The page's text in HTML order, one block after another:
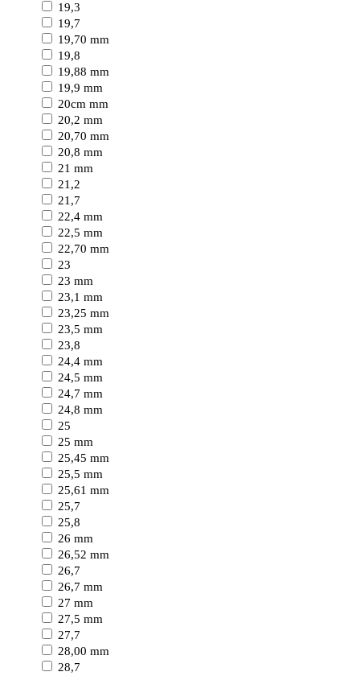
19,3
19,7
19,70 mm
19,8
19,88 mm
19,9 mm
20cm mm
20,2 mm
20,70 mm
20,8 mm
21 mm
21,2
21,7
22,4 mm
22,5 mm
22,70 mm
23
23 mm
23,1 mm
23,25 mm
23,5 mm
23,8
24,4 mm
24,5 mm
24,7 mm
24,8 mm
25
25 mm
25,45 mm
25,5 mm
25,61 mm
25,7
25,8
26 mm
26,52 mm
26,7
26,7 mm
27 mm
27,5 mm
27,7
28,00 mm
28,7